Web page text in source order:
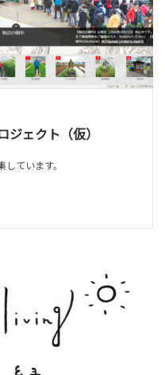
ェクト（仮）
ています。